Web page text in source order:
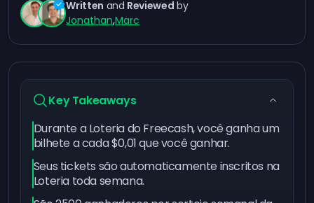
Written and Reviewed by
Jonathan,Marc
Key Takeaways
Durante a Loteria do Freecash, você ganha um
bilhete a cada $0,01 que você ganhar.
Seus tickets são automaticamente inscritos na
Loteria toda semana.